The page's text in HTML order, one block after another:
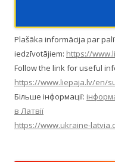
Plašāka informācija par
iedzīvotājiem: https://
Follow the link for useful
https://www.liepaja.lv/en/
Більше інформації:
в Латвії
https://www.ukraine-